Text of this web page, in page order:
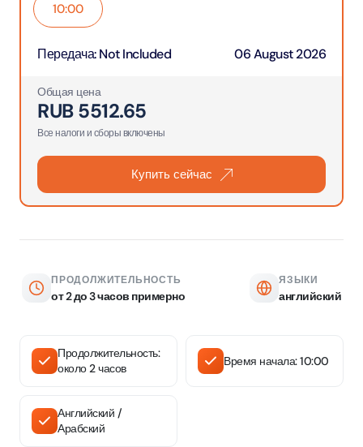
10:00
Передача:Not Included 06 August 2026
Общая цена
RUB5512.65
Все налоги и сборы включены
Купить сейчас
ПРОДОЛЖИТЕЛЬНОСТЬ
от 2 до 3 часов примерно
ЯЗЫКИ
английский
Продолжительность:
около 2 часов
Время начала: 10:00
Английский /
Арабский